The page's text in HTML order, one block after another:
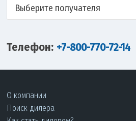
Выберите получателя
Телефон: +7-800-770-72-14
О компании
Поиск дилера